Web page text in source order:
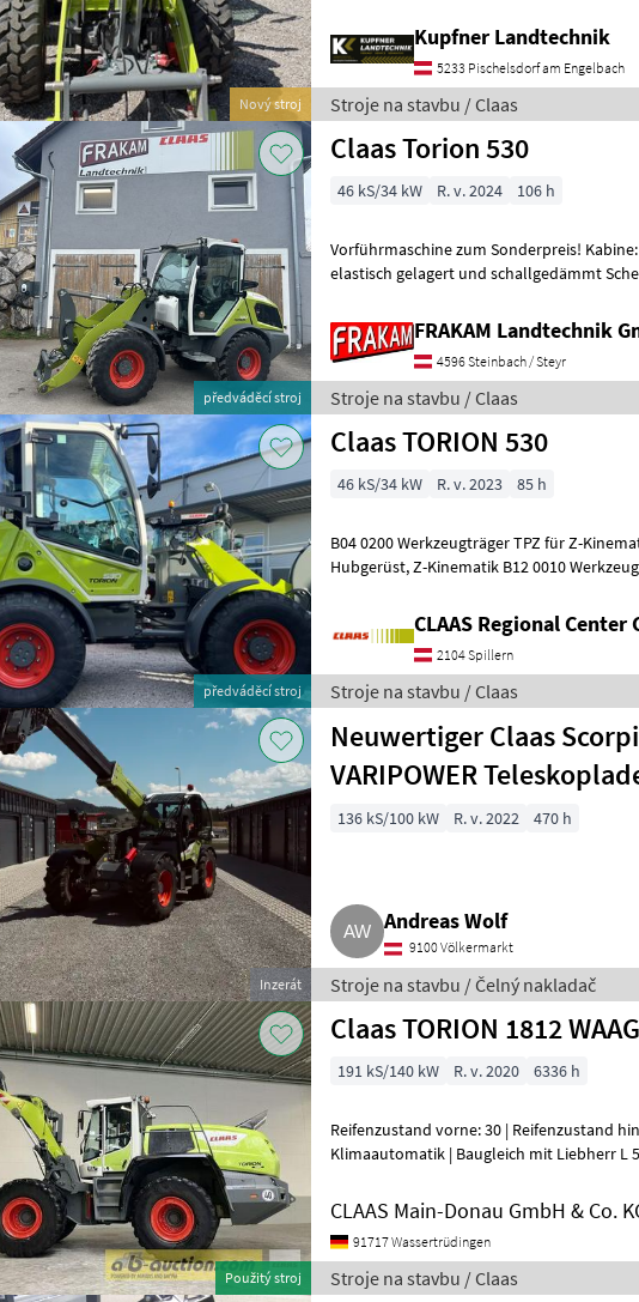
Nový stroj
Kupfner Landtechnik
5233 Pischelsdorf am Engelbach
Stroje na stavbu / Claas
předváděcí stroj
Claas Torion 530
46 kS/34 kW R. v. 2024 106 h
Vorführmaschine zum Sonderpreis! Kabine: ROPS/FOPS-Kabine
elastisch gelagert und schallgedämmt
FRAKAM Landtechnik
4596 Steinbach / Steyr
Stroje na stavbu / Claas
předváděcí stroj
Claas TORION 530
46 kS/34 kW R. v. 2023 85 h
B04 0200 Werkzeugträger TPZ für Z-Kinematik, hydraulisch B08
Hubgerüst, Z-Kinematik B12 0010 Werkzeugträgerbetätigung aus der
CLAAS Regional Center
2104 Spillern
Stroje na stavbu / Claas
Inzerát
Neuwertiger Claas
VARIPOWER
136 kS/100 kW R. v. 2022 470 h
Andreas Wolf
9100 Völkermarkt
Stroje na stavbu / Čelný nakladač
Použitý stroj
Claas TORION 1812
191 kS/140 kW R. v. 2020 6336 h
Reifenzustand vorne: 30 | Reifenzustand
Klimaautomatik | Baugleich mit Liebherr L
CLAAS Main-Donau GmbH & Co.
91717 Wassertrüdingen
Stroje na stavbu / Claas